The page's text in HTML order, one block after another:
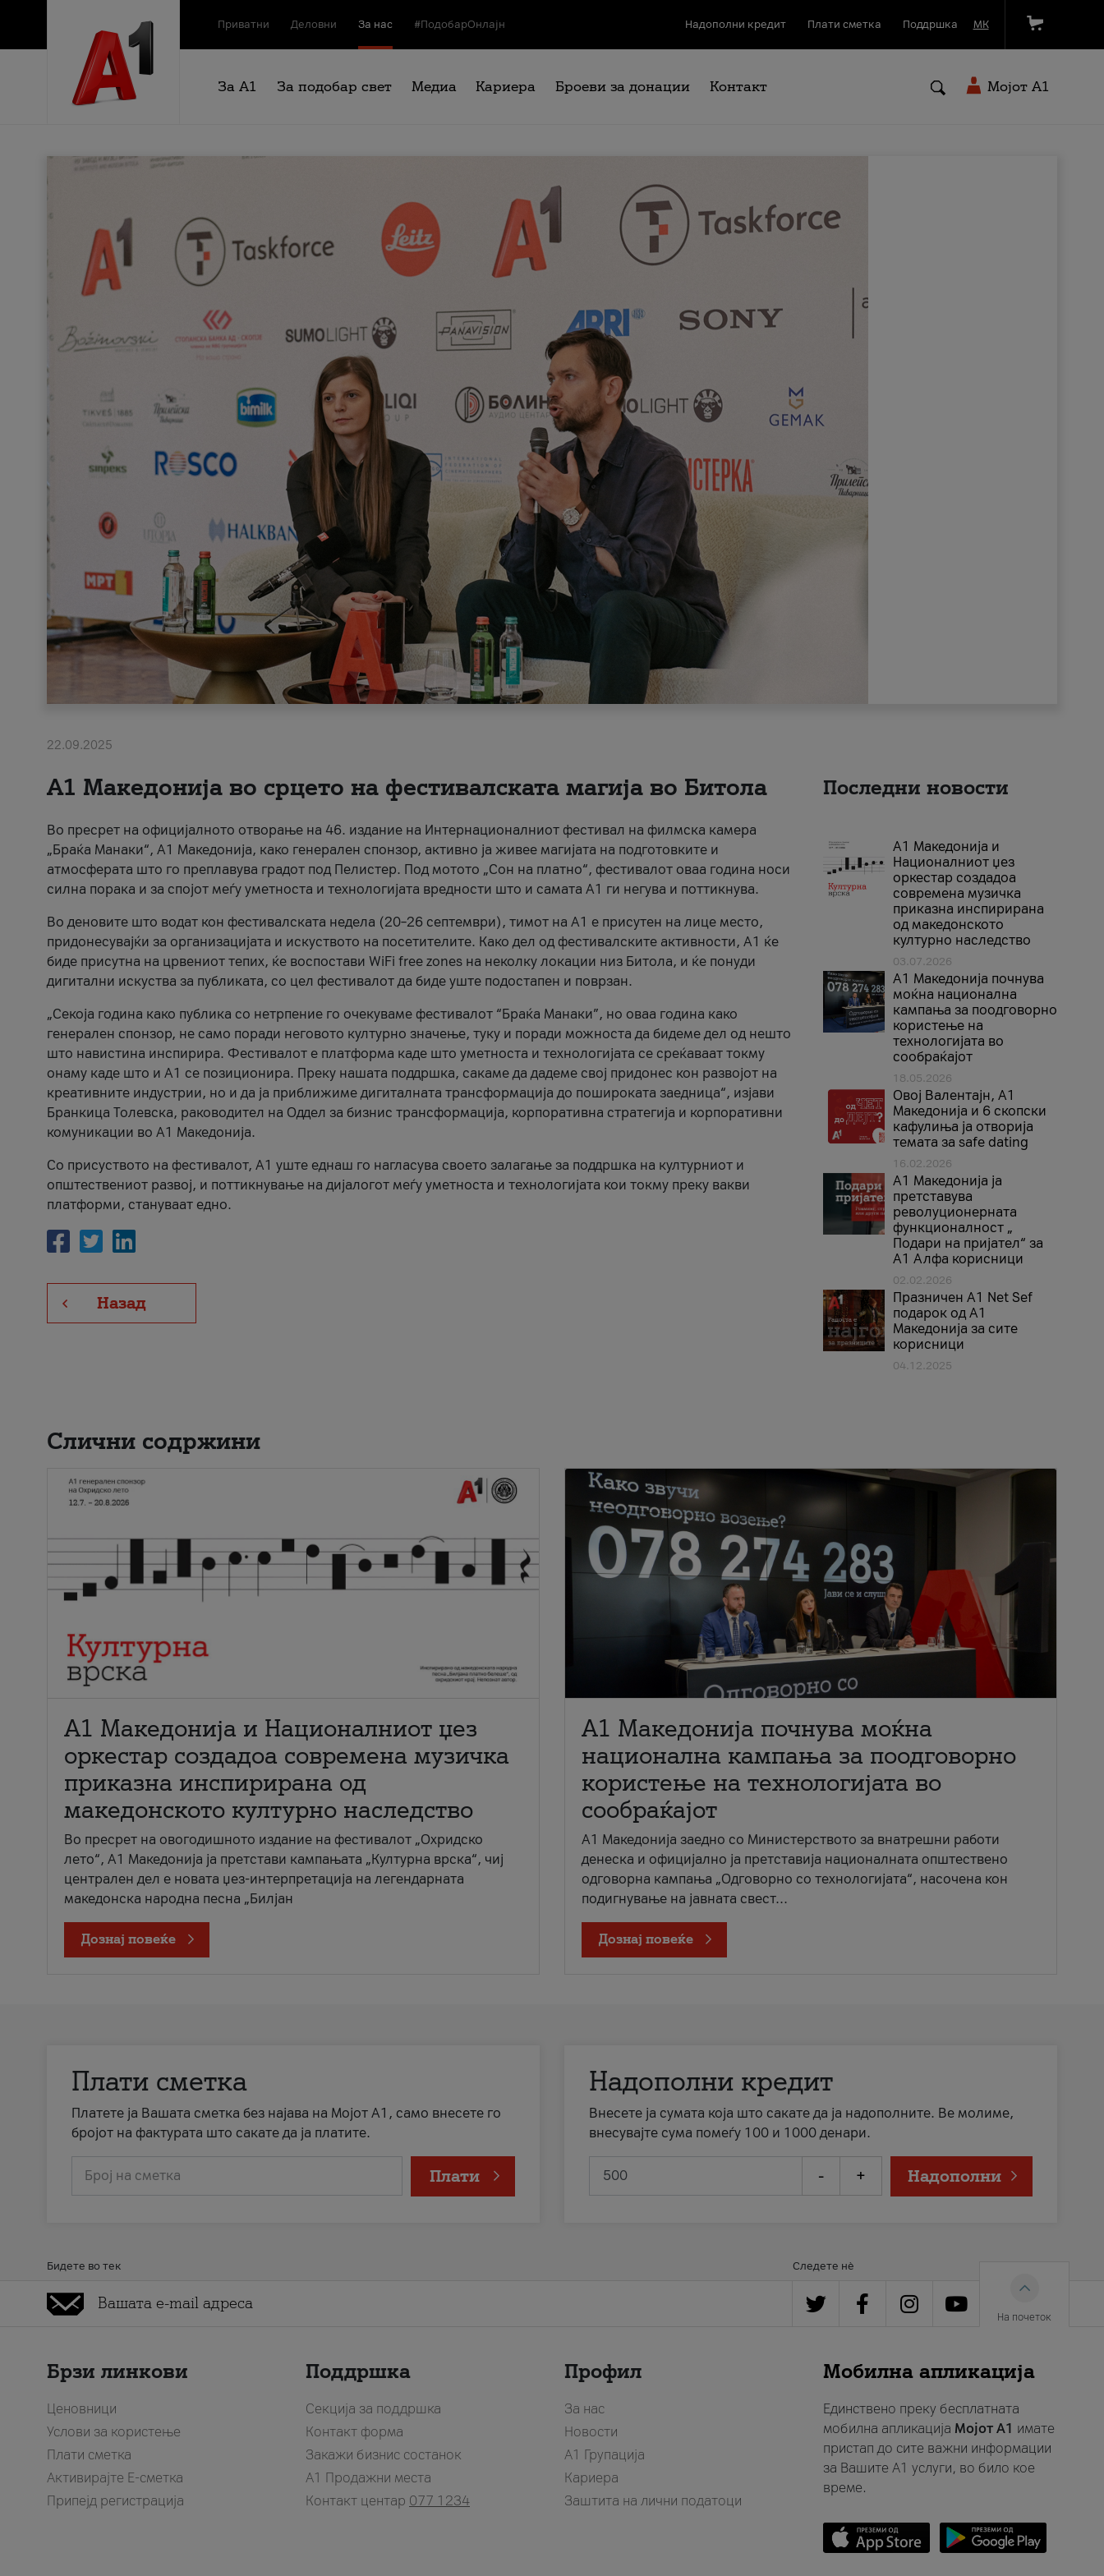
Приватни Деловни За нас #ПодобарОнлајн Надополни кредит Плати сметка Поддршка МК
За А1 За подобар свет Медиа Кариера Броеви за донации Контакт Мојот A1
22.09.2025
А1 Македонија во срцето на фестивалската магија во Битола
Во пресрет на официјалното отворање на 46. издание на Интернационалниот фестивал на филмска камера
„Браќа Манаки“, А1 Македонија, како генерален спонзор, активно ја живее магијата на подготовките и
атмосферата што го преплавува градот под Пелистер. Под мотото „Сон на платно“, фестивалот оваа година носи
силна порака и за спојот меѓу уметноста и технологијата вредности што и самата А1 ги негува и поттикнува.
Во деновите што водат кон фестивалската недела (20–26 септември), тимот на А1 е присутен на лице место,
придонесувајќи за организацијата и искуството на посетителите. Како дел од фестивалските активности, А1 ќе
биде присутна на црвениот тепих, ќе воспостави WiFi free zones на неколку локации низ Битола, и ќе понуди
дигитални искуства за публиката, со цел фестивалот да биде уште подостапен и поврзан.
„Секоја година како публика со нетрпение го очекуваме фестивалот “Браќа Манаки”, но оваа година како
генерален спонзор, не само поради неговото културно значење, туку и поради можноста да бидеме дел од нешто
што навистина инспирира. Фестивалот е платформа каде што уметноста и технологијата се среќаваат токму
онаму каде што и А1 се позиционира. Преку нашата поддршка, сакаме да дадеме свој придонес кон развојот на
креативните индустрии, но и да ја приближиме дигиталната трансформација до пошироката заедница“, изјави
Бранкица Толевска, раководител на Оддел за бизнис трансформација, корпоративна стратегија и корпоративни
комуникации во А1 Македонија.
Со присуството на фестивалот, А1 уште еднаш го нагласува своето залагање за поддршка на културниот и
општествениот развој, и поттикнување на дијалогот меѓу уметноста и технологијата кои токму преку вакви
платформи, стануваат едно.
Назад
Последни новости
А1 Македонија и
Националниот џез
оркестар создадоа
современа музичка
приказна инспирирана
од македонското
културно наследство
03.07.2026
A1 Македонија почнува
моќна национална
кампања за поодговорно
користење на
технологијата во
сообраќајот
18.05.2026
Овој Валентајн, A1
Македонија и 6 скопски
кафулиња ја отворија
темата за safe dating
16.02.2026
А1 Македонија ја
претставува
револуционерната
функционалност „
Подари на пријател“ за
А1 Алфа корисници
02.02.2026
Празничен A1 Net Sеf
подарок од А1
Македонија за сите
корисници
04.12.2025
Слични содржини
А1 Македонија и Националниот џез
оркестар создадоа современа музичка
приказна инспирирана од
македонското културно наследство
Во пресрет на овогодишното издание на фестивалот „Охридско
лето“, А1 Македонија ја претстави кампањата „Културна врска“, чиј
централен дел е новата џез-интерпретација на легендарната
македонска народна песна „Билјан
Дознај повеќе
A1 Македонија почнува моќна
национална кампања за поодговорно
користење на технологијата во
сообраќајот
A1 Македонија заедно со Министерството за внатрешни работи
денеска и официјално ја претставија националната општествено
одговорна кампања „Одговорно со технологијата“, насочена кон
подигнување на јавната свест...
Дознај повеќе
Плати сметка
Платете ја Вашата сметка без најава на Мојот А1, само внесете го
бројот на фактурата што сакате да ја платите.
Број на сметка Плати
Надополни кредит
Внесете ја сумата која што сакате да ја надополните. Ве молиме,
внесувајте сума помеѓу 100 и 1000 денари.
- + Надополни
Бидете во тек Следете нè
На почеток
Брзи линкови
Ценовници
Услови за користење
Плати сметка
Активирајте Е-сметка
Припејд регистрација
Поддршка
Секција за поддршка
Контакт форма
Закажи бизнис состанок
A1 Продажни места
Контакт центар 077 1234
Профил
За нас
Новости
А1 Групација
Кариера
Заштита на лични податоци
Мобилна апликација
Единствено преку бесплатната
мобилна апликација Мојот A1 имате
пристап до сите важни информации
за Вашите A1 услуги, во било кое
време.